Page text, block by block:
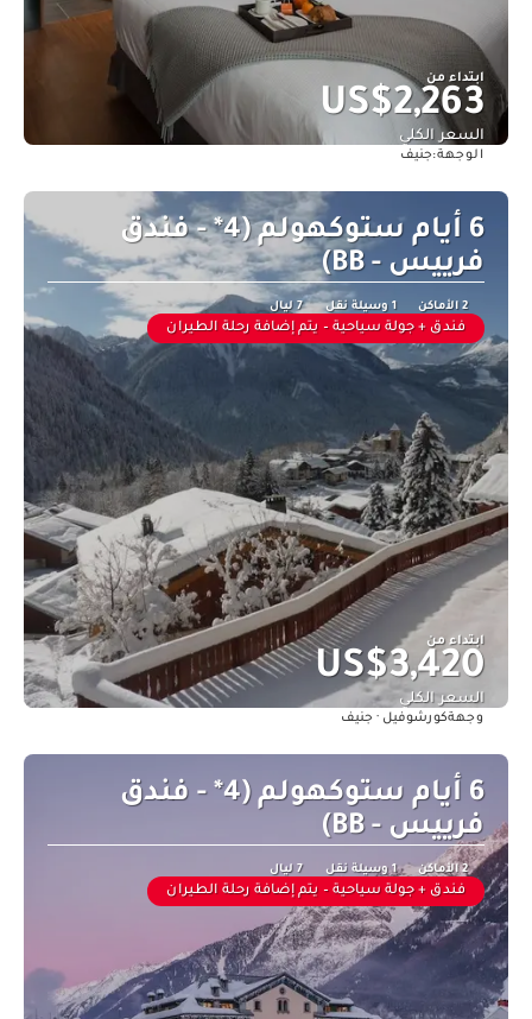
ابتداء من
US$2,263
السعر الكلي
الوجهة:جنيف
6 أيام ستوكهولم (4* - فندق
فرييس - BB)
2 الأماكن 1 وسيلة نقل 7 ليال
فندق + جولة سياحية – يتم إضافة رحلة الطيران
ابتداء من
US$3,420
السعر الكلي
وجهةكورشوفيل · جنيف
6 أيام ستوكهولم (4* - فندق
فرييس - BB)
2 الأماكن 1 وسيلة نقل 7 ليال
فندق + جولة سياحية – يتم إضافة رحلة الطيران